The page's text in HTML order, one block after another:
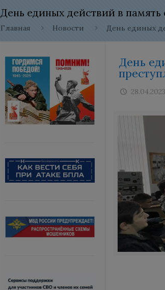
День единых действий в
Главная Новости День единых
День
28.04.2023